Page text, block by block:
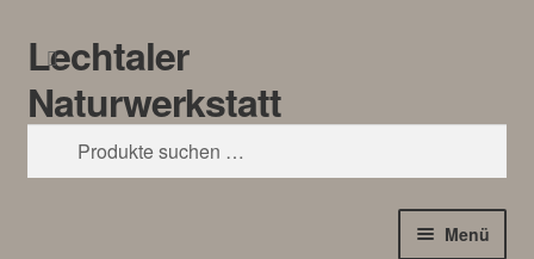
Zur
Navigation
springen
Zum
Inhalt
springen
Lechtaler
Naturwerkstatt
Suchen
Suchen
Menü